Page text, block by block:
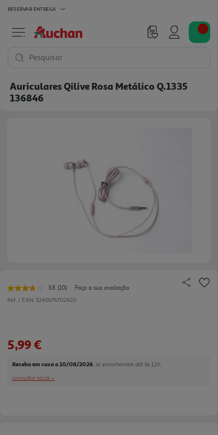
RESERVAR ENTREGA
Pesquisar
Auriculares Qilive Rosa Metálico Q.1335
136846
3.8 Leu
10
(10)
Faça a sua avaliação
Ref. / EAN: 3245676702620
5,99 €
Receba em casa a 10/08/2026, se encomendar até às 12h.
consultar stock >.